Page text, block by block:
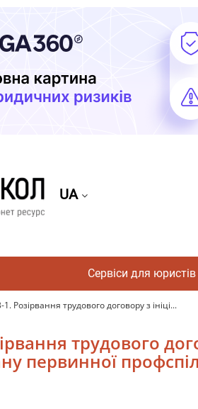
UA
Сервіси для юристів
Розірвання трудового договору з ініці...
трудового
первинної